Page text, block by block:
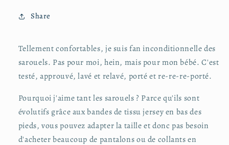
Share
Tellement confortables, je suis fan inconditionnelle des
sarouels. Pas pour moi, hein, mais pour mon bébé. C'est
testé, approuvé, lavé et relavé, porté et re-re-re-porté.
Pourquoi j'aime tant les sarouels ? Parce qu'ils sont
évolutifs grâce aux bandes de tissu jersey en bas des
pieds, vous pouvez adapter la taille et donc pas besoin
d'acheter beaucoup de pantalons ou de collants en